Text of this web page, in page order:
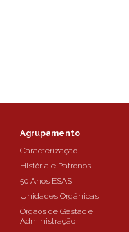
Agrupamento
Caracterização
História e Patronos
50 Anos ESAS
Unidades Orgânicas
Órgãos de Gestão e
Administração